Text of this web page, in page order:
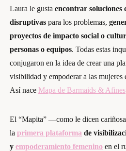
Laura le gusta encontrar soluciones
disruptivas para los problemas,
proyectos de impacto social o
personas o equipos. Todas estas
conjugaron en la idea de crear una
visibilidad y empoderar a las mujeres
Así nace Mapa de Barmaids & Afines
El “Mapita” —como le dicen
la primera plataforma de
y empoderamiento femenino en el